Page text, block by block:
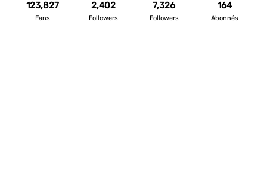
123,827
Fans
2,402
Followers
7,326
Followers
164
Abonnés